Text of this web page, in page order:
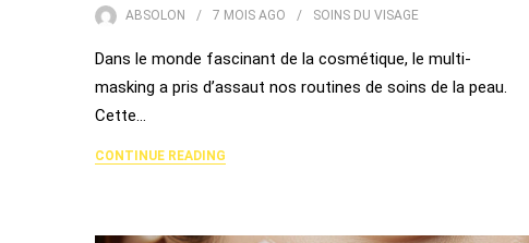
ABSOLON 7 MOIS AGO SOINS DU VISAGE
Dans le monde fascinant de la cosmétique, le multi-
masking a pris d’assaut nos routines de soins de la peau.
Cette…
CONTINUE READING